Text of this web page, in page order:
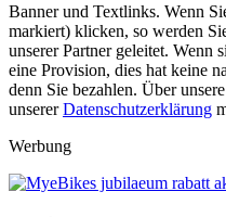
Banner und Textlinks. Wenn
markiert) klicken, so werden
unserer Partner geleitet. Wenn
eine Provision, dies hat keine
denn Sie bezahlen. Über
unsererDatenschutzerklärung
Werbung